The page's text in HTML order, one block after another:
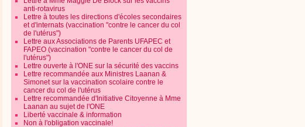
anti-rotavirus
Lettre à toutes les directions d'écoles secondaires
et d'internats (vaccination "contre le cancer du col
de l'utérus")
Lettre aux Associations de Parents UFAPEC et
FAPEO (vaccination "contre le cancer du col de
l'utérus")
Lettre ouverte à l'ONE sur la sécurité des vaccins
Lettre recommandée aux Ministres Laanan &
Simonet sur la vaccination scolaire contre le
cancer du col de l'utérus
Lettre recommandée d'Initiative Citoyenne à Mme
Laanan au sujet de l'ONE
Liberté vaccinale & information
Non à l'obligation vaccinale!